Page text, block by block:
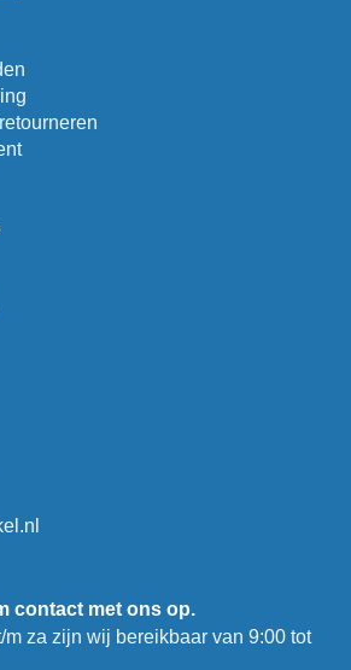
contact met ons op.
m za zijn wij bereikbaar van 9:00 tot